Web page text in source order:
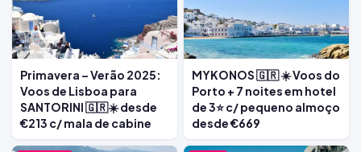
Primavera – Verão 2025:
Voos de Lisboa para
SANTORINI 🇬🇷☀️ desde
€213 c/ mala de cabine
MYKONOS 🇬🇷 ☀️ Voos do
Porto + 7 noites em hotel
de 3⭐ c/ pequeno almoço
desde €669